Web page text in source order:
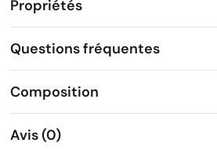
Propriétés
Questions fréquentes
Composition
Avis (0)